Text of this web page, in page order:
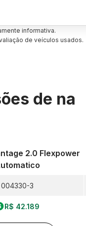
informativa.
de veículos usados.
de na
2.0 Flexpower
004330-3
R$ 42.189